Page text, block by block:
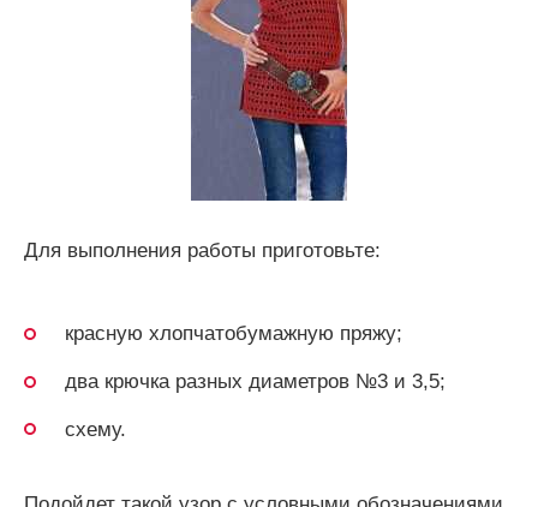
Для выполнения работы приготовьте:
красную хлопчатобумажную пряжу;
два крючка разных диаметров №3 и 3,5;
схему.